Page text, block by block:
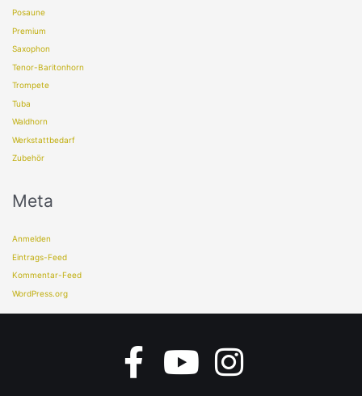
Posaune
Premium
Saxophon
Tenor-Baritonhorn
Trompete
Tuba
Waldhorn
Werkstattbedarf
Zubehör
Meta
Anmelden
Eintrags-Feed
Kommentar-Feed
WordPress.org